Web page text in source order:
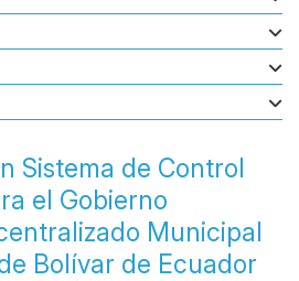
Sistema de Control
el Gobierno
Municipal
Bolívar de Ecuador